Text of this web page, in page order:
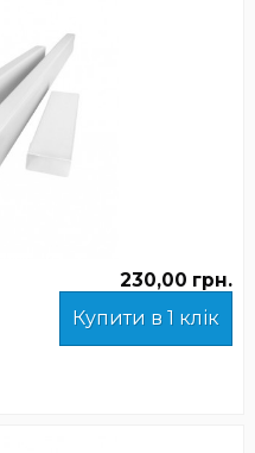
230,00 грн.
Купити в 1 клік